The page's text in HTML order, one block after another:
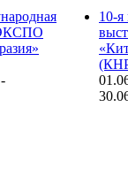
-
10-